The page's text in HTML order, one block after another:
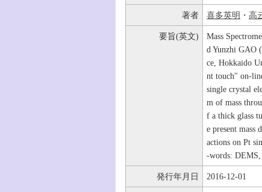
著者 喜多英明 ・ 高
要旨(英文)
Mass
d Yunzhi GAO
ce, Hokkaido
nt touch" on-
single crystal
m of mass
f a thick glass
e present mass
actions on Pt
-words: DEMS,
発行年月日 2016-12-01